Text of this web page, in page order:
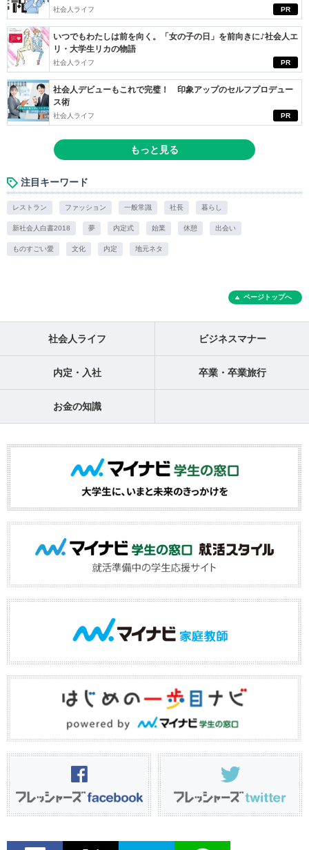
PR
社会人ライフ
PR
いつでもわたしは前を向く。「女の子の日」を前向きに♪社会人エ
リ・大学生リカの物語
社会人ライフ
PR
社会人デビューもこれで完璧！ 印象アップのセルフプロデュー
ス術
社会人ライフ
もっと見る
注目キーワード
レストラン ファッション 一般常識 社長 暮らし
新社会人白書2018 夢 内定式 始業 休憩 出会い
ものすごい愛 文化 内定 地元ネタ
ページトップへ
社会人ライフ ビジネスマナー
内定・入社 卒業・卒業旅行
お金の知識